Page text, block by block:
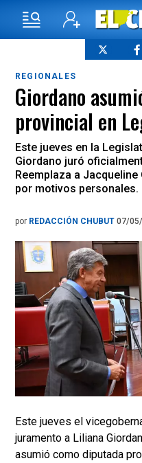
REGIONALES
Giordano
provincial en
Este jueves en la
Giordano juró
Reemplaza a
por motivos personales.
por REDACCIÓN CHUBUT 07/
Este jueves el
juramento a Liliana
asumió como diputada